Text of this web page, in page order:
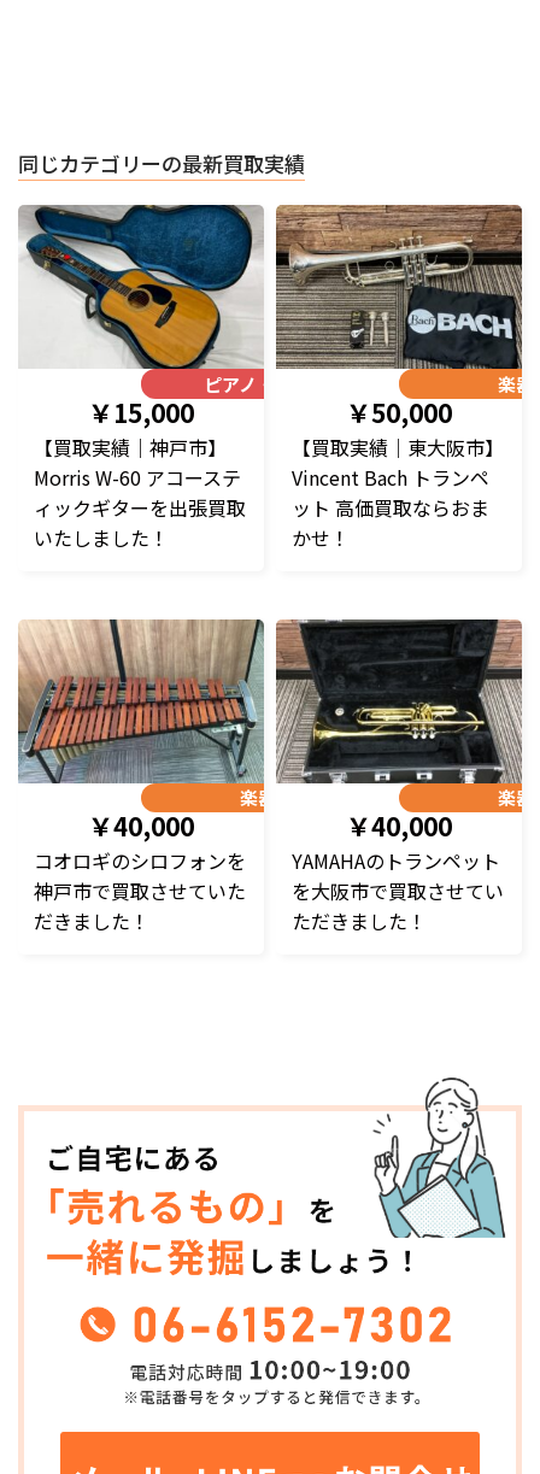
同じカテゴリーの最新買取実績
ピアノ・楽器
￥15,000
【買取実績｜神戸市】
Morris W-60 アコーステ
ィックギターを出張買取
いたしました！
楽器
￥50,000
【買取実績｜東大阪市】
Vincent Bach トランペ
ット 高価買取ならおま
かせ！
楽器
￥40,000
コオロギのシロフォンを
神戸市で買取させていた
だきました！
楽器
￥40,000
YAMAHAのトランペット
を大阪市で買取させてい
ただきました！